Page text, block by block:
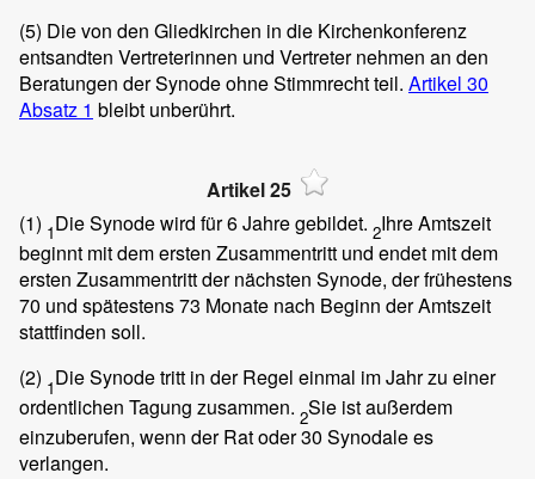
(5) Die von den Gliedkirchen in die Kirchenkonferenz
entsandten Vertreterinnen und Vertreter nehmen an den
Beratungen der Synode ohne Stimmrecht teil. Artikel 30
Absatz 1 bleibt unberührt.
Artikel 25
(1) 1Die Synode wird für 6 Jahre gebildet. 2Ihre Amtszeit
beginnt mit dem ersten Zusammentritt und endet mit dem
ersten Zusammentritt der nächsten Synode, der frühestens
70 und spätestens 73 Monate nach Beginn der Amtszeit
stattfinden soll.
(2) 1Die Synode tritt in der Regel einmal im Jahr zu einer
ordentlichen Tagung zusammen. 2Sie ist außerdem
einzuberufen, wenn der Rat oder 30 Synodale es
verlangen.